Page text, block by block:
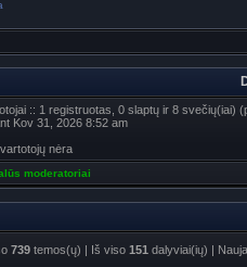
:: 1 registruotas, 0 slaptų ir 8 svečių(iai)
Kov 31, 2026 8:52 am
nėra
moderatoriai
739 temos(ų) | Iš viso 151 dalyviai(ių) |